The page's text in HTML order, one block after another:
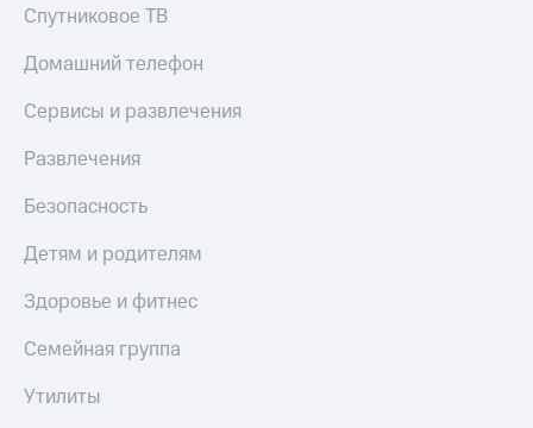
Спутниковое ТВ
Домашний телефон
Сервисы и развлечения
Развлечения
Безопасность
Детям и родителям
Здоровье и фитнес
Семейная группа
Утилиты